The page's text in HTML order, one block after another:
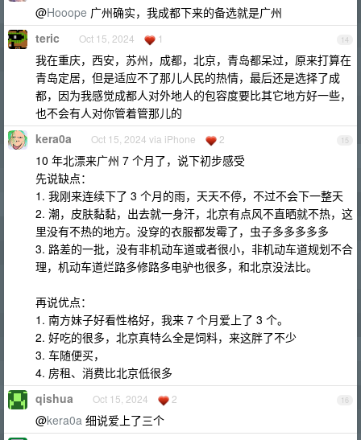
@Hooope 广州确实，我成都下来的备选就是广州
14
teric Oct 15, 2024 1
我在重庆，西安，苏州，成都，北京，青岛都呆过，原来打算在
青岛定居，但是适应不了那儿人民的热情，最后还是选择了成
都，因为我感觉成都人对外地人的包容度要比其它地方好一些，
也不会有人对你管着管那儿的
15
kera0a Oct 15, 2024 via iPhone 2
10 年北漂来广州 7 个月了，说下初步感受
先说缺点：
1. 我刚来连续下了 3 个月的雨，天天不停，不过不会下一整天
2. 潮，皮肤黏黏，出去就一身汗，北京有点风不直晒就不热，这
里没有不热的地方。没穿的衣服都发霉了，虫子多多多多多
3. 路差的一批，没有非机动车道或者很小，非机动车道规划不合
理，机动车道烂路多修路多电驴也很多，和北京没法比。
再说优点：
1. 南方妹子好看性格好，我来 7 个月爱上了 3 个。
2. 好吃的很多，北京真特么全是饲料，来这胖了不少
3. 车随便买，
4. 房租、消费比北京低很多
16
qishua Oct 15, 2024 2
@kera0a 细说爱上了三个